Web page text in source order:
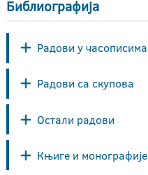
Библиографија
Радови у часописима
Радови са скупова
Остали радови
Књиге и монографије